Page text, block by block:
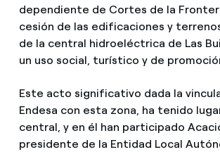
dependiente de Cortes de la
cesión de las edificaciones y
de la central hidroeléctrica de Las
un uso social, turístico y de
Este acto significativo dada la
Endesa con esta zona, ha tenido
central, y en él han participado
presidente de la Entidad Local